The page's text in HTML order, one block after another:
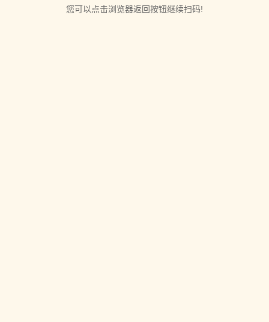
您可以点击浏览器返回按钮继续扫码!